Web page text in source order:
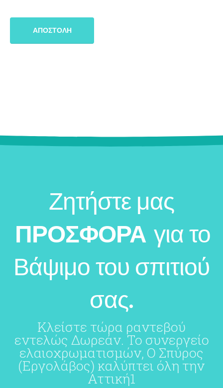
Ζητήστε μας
ΠΡΟΣΦΟΡΑ για το
Βάψιμο του σπιτιού
σας.
Κλείστε τώρα ραντεβού
εντελώς Δωρεάν. Το συνεργείο
ελαιοχρωματισμών, Ο Σπύρος
(Εργολάβος) καλύπτει όλη την
Αττική1